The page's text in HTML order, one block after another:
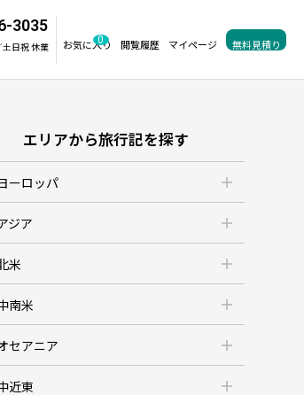
3035
日祝 休業
お気に入り
0 閲覧履歴 マイページ 無料見積り
エリアから旅行記を探す
ーロッパ
ジア
米
南米
セアニア
近東